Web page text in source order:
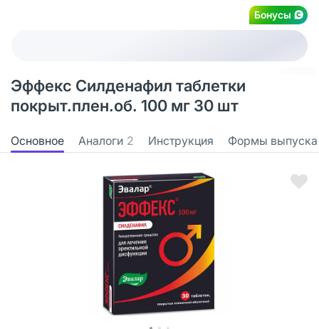
Бонусы
Эффекс Силденафил таблетки
покрыт.плен.об. 100 мг 30 шт
Основное Аналоги 2 Инструкция Формы выпуска